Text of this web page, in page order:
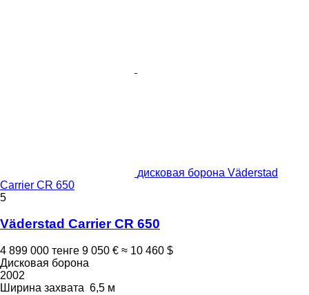
дисковая борона Väderstad
Carrier CR 650
5
Väderstad Carrier CR 650
4 899 000 тенге 9 050 € ≈ 10 460 $
Дисковая борона
2002
Ширина захвата 6,5 м